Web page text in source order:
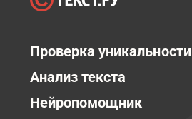
Проверка уникальности
Анализ текста
Нейропомощник